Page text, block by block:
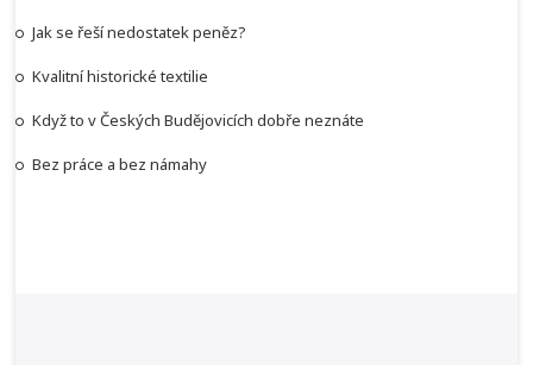
Jak se řeší nedostatek peněz?
Kvalitní historické textilie
Když to v Českých Budějovicích dobře neznáte
Bez práce a bez námahy